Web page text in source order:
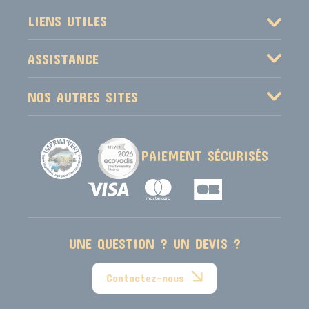
LIENS UTILES
ASSISTANCE
NOS AUTRES SITES
PAIEMENT SÉCURISÉS
UNE QUESTION ? UN DEVIS ?
Contactez-nous